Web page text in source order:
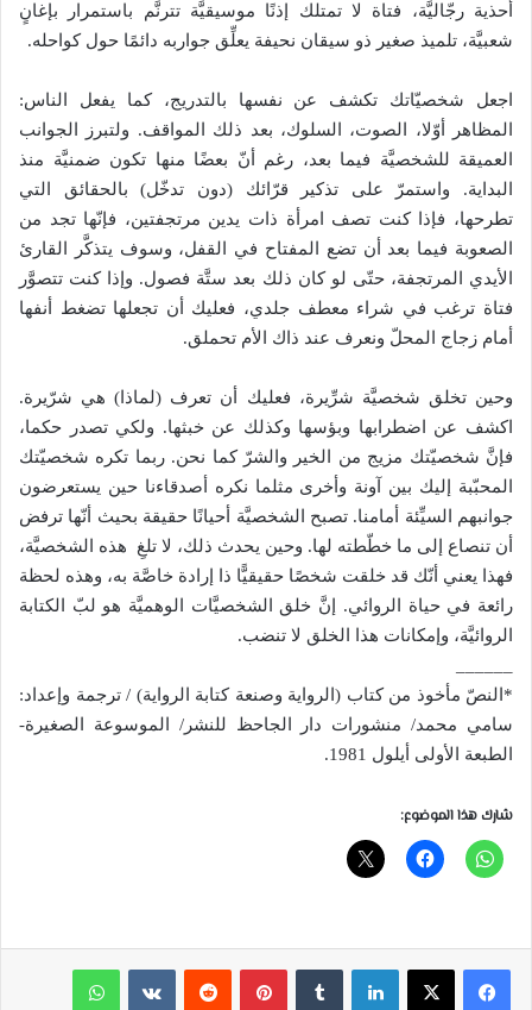
أحذية رجّاليَّة، فتاة لا تمتلك إذنًا موسيقيَّة تترنَّم باستمرار بإغانٍ
شعبيَّة، تلميذ صغير ذو سيقان نحيفة يعلِّق جواربه دائمًا حول كواحله.
اجعل شخصيّاتك تكشف عن نفسها بالتدريج، كما يفعل الناس:
المظاهر أوّلا، الصوت، السلوك، بعد ذلك المواقف. ولتبرز الجوانب
العميقة للشخصيَّة فيما بعد، رغم أنّ بعضًا منها تكون ضمنيَّة منذ
البداية. واستمرّ على تذكير قرّائك (دون تدخّل) بالحقائق التي
تطرحها، فإذا كنت تصف امرأة ذات يدين مرتجفتين، فإنّها تجد من
الصعوبة فيما بعد أن تضع المفتاح في القفل، وسوف يتذكَّر القارئ
الأيدي المرتجفة، حتّى لو كان ذلك بعد ستَّة فصول. وإذا كنت تتصوَّر
فتاة ترغب في شراء معطف جلدي، فعليك أن تجعلها تضغط أنفها
أمام زجاج المحلّ ونعرف عند ذاك الأم تحملق.
وحين تخلق شخصيَّة شرِّيرة، فعليك أن تعرف (لماذا) هي شرّيرة.
اكشف عن اضطرابها وبؤسها وكذلك عن خبثها. ولكي تصدر حكما،
فإنَّ شخصيّتك مزيج من الخير والشرّ كما نحن. ربما تكره شخصيّتك
المحبّبة إليك بين آونة وأخرى مثلما نكره أصدقاءنا حين يستعرضون
جوانبهم السيِّئة أمامنا. تصبح الشخصيَّة أحيانًا حقيقة بحيث أنّها ترفض
أن تنصاع إلى ما خطّطته لها. وحين يحدث ذلك، لا تلغِ هذه الشخصيَّة،
فهذا يعني أنّك قد خلقت شخصًا حقيقيًّا ذا إرادة خاصَّة به، وهذه لحظة
رائعة في حياة الروائي. إنَّ خلق الشخصيَّات الوهميَّة هو لبّ الكتابة
الروائيَّة، وإمكانات هذا الخلق لا تنضب.
*النصّ مأخوذ من كتاب (الرواية وصنعة كتابة الرواية) / ترجمة وإعداد:
سامي محمد/ منشورات دار الجاحظ للنشر/ الموسوعة الصغيرة-
الطبعة الأولى أيلول 1981.
شارك هذا الموضوع:
لينكدإن بينتيريست واتساب